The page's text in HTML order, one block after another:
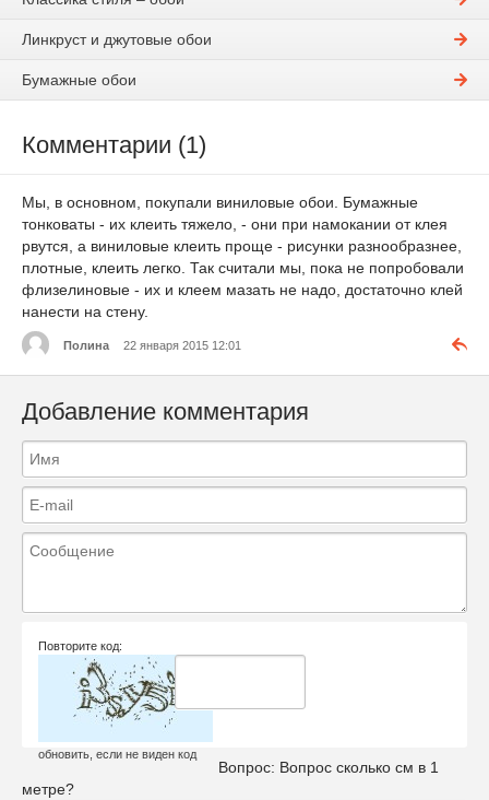
Линкруст и джутовые обои
Бумажные обои
Комментарии (1)
Мы, в основном, покупали виниловые обои. Бумажные
тонковаты - их клеить тяжело, - они при намокании от клея
рвутся, а виниловые клеить проще - рисунки разнообразнее,
плотные, клеить легко. Так считали мы, пока не попробовали
флизелиновые - их и клеем мазать не надо, достаточно клей
нанести на стену.
Полина 22 января 2015 12:01
Добавление комментария
Повторите код:
обновить, если не виден код
Вопрос: Вопрос сколько см в 1
метре?